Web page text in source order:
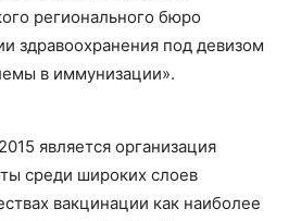
регионального бюро
здравоохранения под девизом
в иммунизации».
является организация
среди широких слоев
вакцинации как наиболее